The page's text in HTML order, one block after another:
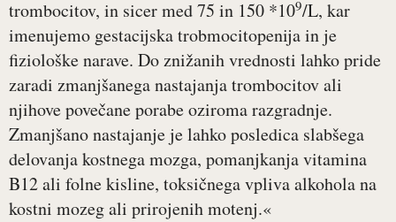
trombocitov, in sicer med 75 in 150 *109/L, kar
imenujemo gestacijska trobmocitopenija in je
fiziološke narave. Do znižanih vrednosti lahko pride
zaradi zmanjšanega nastajanja trombocitov ali
njihove povečane porabe oziroma razgradnje.
Zmanjšano nastajanje je lahko posledica slabšega
delovanja kostnega mozga, pomanjkanja vitamina
B12 ali folne kisline, toksičnega vpliva alkohola na
kostni mozeg ali prirojenih motenj.«